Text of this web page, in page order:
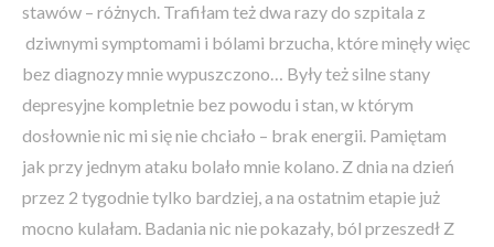
stawów – różnych. Trafiłam też dwa razy do szpitala z
dziwnymi symptomami i bólami brzucha, które minęły więc
bez diagnozy mnie wypuszczono… Były też silne stany
depresyjne kompletnie bez powodu i stan, w którym
dosłownie nic mi się nie chciało – brak energii. Pamiętam
jak przy jednym ataku bolało mnie kolano. Z dnia na dzień
przez 2 tygodnie tylko bardziej, a na ostatnim etapie już
mocno kulałam. Badania nic nie pokazały, ból przeszedł Z